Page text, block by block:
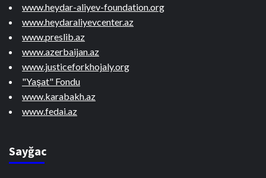
www.heydar-aliyev-foundation.org
www.heydaraliyevcenter.az
www.preslib.az
www.azerbaijan.az
www.justiceforkhojaly.org
"Yaşat" Fondu
www.karabakh.az
www.fedai.az
Sayğac